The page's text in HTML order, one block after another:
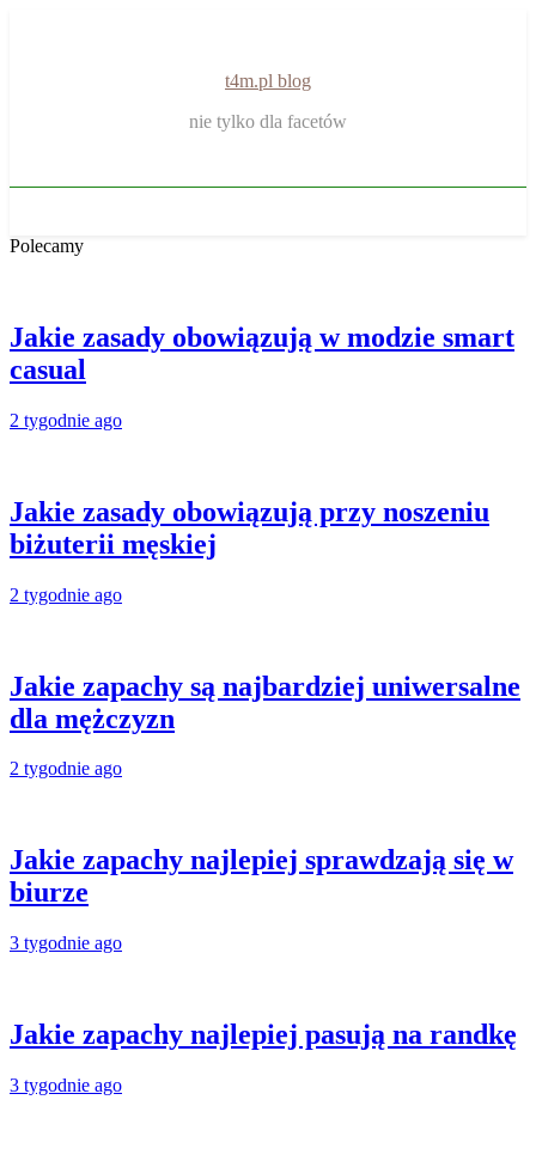
t4m.pl blog
nie tylko dla facetów
Polecamy
Jakie zasady obowiązują w modzie smart
casual
2 tygodnie ago
Jakie zasady obowiązują przy noszeniu
biżuterii męskiej
2 tygodnie ago
Jakie zapachy są najbardziej uniwersalne
dla mężczyzn
2 tygodnie ago
Jakie zapachy najlepiej sprawdzają się w
biurze
3 tygodnie ago
Jakie zapachy najlepiej pasują na randkę
3 tygodnie ago